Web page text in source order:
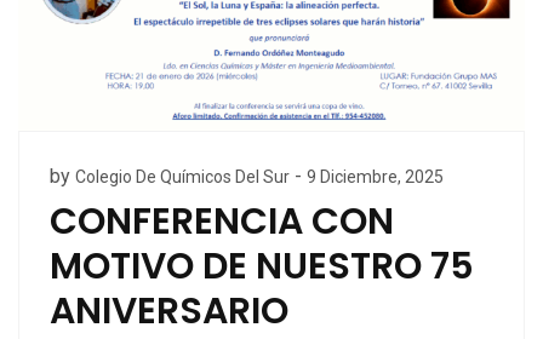
by Colegio De Químicos Del Sur - 9 Diciembre, 2025
CONFERENCIA CON
MOTIVO DE NUESTRO 75
ANIVERSARIO